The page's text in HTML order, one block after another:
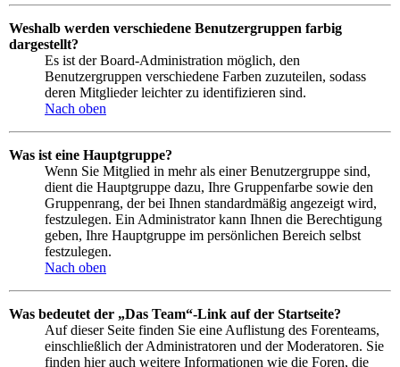
Weshalb werden verschiedene Benutzergruppen farbig
dargestellt?
Es ist der Board-Administration möglich, den
Benutzergruppen verschiedene Farben zuzuteilen, sodass
deren Mitglieder leichter zu identifizieren sind.
Nach oben
Was ist eine Hauptgruppe?
Wenn Sie Mitglied in mehr als einer Benutzergruppe sind,
dient die Hauptgruppe dazu, Ihre Gruppenfarbe sowie den
Gruppenrang, der bei Ihnen standardmäßig angezeigt wird,
festzulegen. Ein Administrator kann Ihnen die Berechtigung
geben, Ihre Hauptgruppe im persönlichen Bereich selbst
festzulegen.
Nach oben
Was bedeutet der „Das Team“-Link auf der Startseite?
Auf dieser Seite finden Sie eine Auflistung des Forenteams,
einschließlich der Administratoren und der Moderatoren. Sie
finden hier auch weitere Informationen wie die Foren, die